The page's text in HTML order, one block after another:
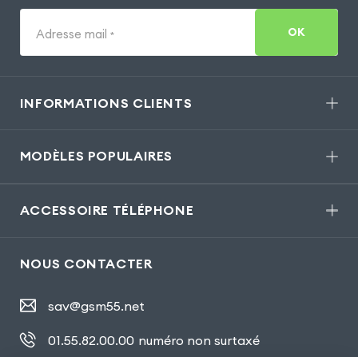
Adresse mail * OK
INFORMATIONS CLIENTS
MODÈLES POPULAIRES
ACCESSOIRE TÉLÉPHONE
NOUS CONTACTER
sav@gsm55.net
01.55.82.00.00 numéro non surtaxé